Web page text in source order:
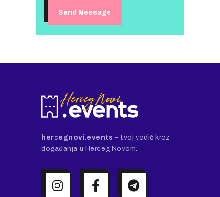
hercegnovi.events – tvoj vodič kroz
događanja u Herceg Novom.